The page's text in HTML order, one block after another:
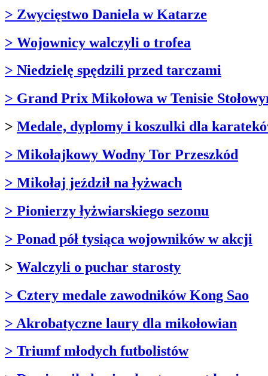
> Zwycięstwo Daniela w Katarze
> Wojownicy walczyli o trofea
> Niedzielę spędzili przed tarczami
> Grand Prix Mikołowa w Tenisie
> Medale, dyplomy i koszulki dla
> Mikołajkowy Wodny Tor Przeszkód
> Mikołaj jeździł na łyżwach
> Pionierzy łyżwiarskiego sezonu
> Ponad pół tysiąca wojowników w akcji
> Walczyli o puchar starosty
> Cztery medale zawodników Kong Sao
> Akrobatyczne laury dla mikołowian
> Triumf młodych futbolistów